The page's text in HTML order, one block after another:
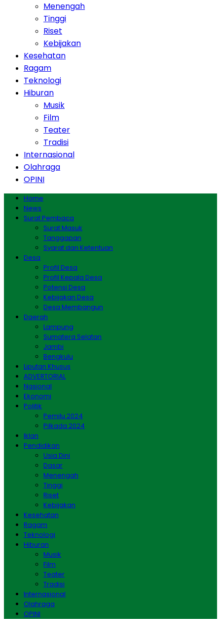
Menengah
Tinggi
Riset
Kebijakan
Kesehatan
Ragam
Teknologi
Hiburan
Musik
Film
Teater
Tradisi
Internasional
Olahraga
OPINI
Home
News
Surat Pembaca
Surat Masuk
Tanggapan
Syarat dan Ketentuan
Desa
Profil Desa
Profil Kepala Desa
Potensi Desa
Kebijakan Desa
Desa Membangun
Daerah
Lampung
Sumatera Selatan
Jambi
Bengkulu
Liputan Khusus
ADVERTORIAL
Nasional
Ekonomi
Politik
Pemilu 2024
Pilkada 2024
Iklan
Pendidikan
Usia Dini
Dasar
Menengah
Tinggi
Riset
Kebijakan
Kesehatan
Ragam
Teknologi
Hiburan
Musik
Film
Teater
Tradisi
Internasional
Olahraga
OPINI